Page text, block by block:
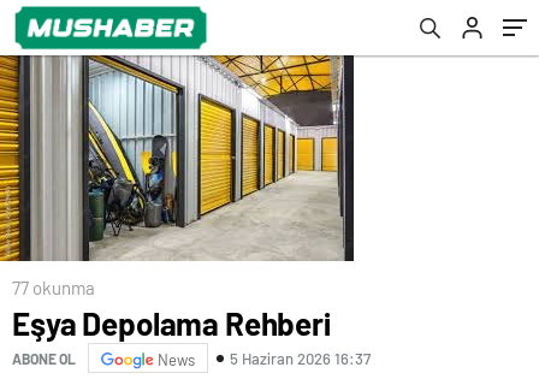
77 okunma
Eşya Depolama Rehberi
ABONE OL News 5 Haziran 2026 16:37